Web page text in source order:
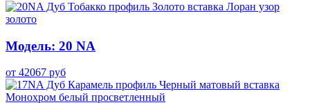
Модель: 20 NA
от 42067 руб